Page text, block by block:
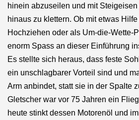
hinein abzuseilen und mit
hinaus zu klettern. Ob mit etwas
Hochziehen oder als Um-die-Wette-
enorm Spass an dieser Einführung
Es stellte sich heraus, dass feste
ein unschlagbarer Vorteil sind und
Arm anbindet, statt sie in der Spalte
Gletscher war vor 75 Jahren ein
heute stinkt dessen Motorenöl und